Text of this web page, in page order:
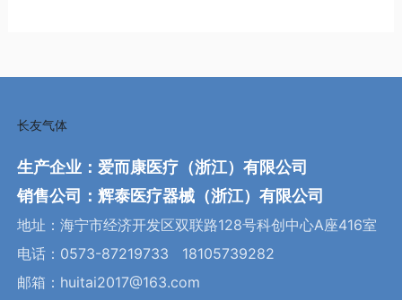
生产企业：爱而康医疗（浙江）有限公司
销售公司：辉泰医疗器械（浙江）有限公司
地址：海宁市经济开发区双联路128号科创中心A座416室
电话： 0573-87219733
18105739282
邮箱： huitai2017@163.com